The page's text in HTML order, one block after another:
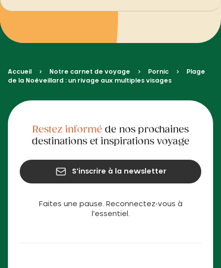
Accueil Notre carnet de voyage Pornic
Plage
de la Noëveillard : un rivage aux multiples visages
Faites une pause. Reconnectez-vous à
l'essentiel.
Restez informéde nos prochaines
destinations et inspirations voyage
S'inscrire à la newsletter